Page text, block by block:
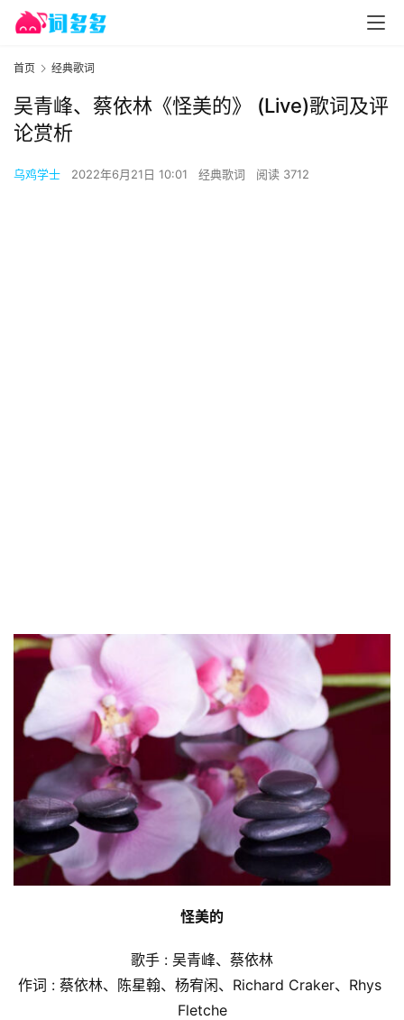
首页 经典歌词
吴青峰、蔡依林《怪美的》 (Live)歌词及评
论赏析
乌鸡学士 2022年6月21日 10:01 经典歌词 阅读 3712
怪美的
歌手 : 吴青峰、蔡依林
作词 : 蔡依林、陈星翰、杨宥闲、Richard Craker、Rhys
Fletche